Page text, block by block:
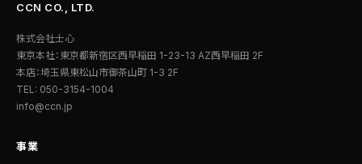
CCN CO., LTD.
株式会社士心
東京本社：東京都新宿区西早稲田 1-23-13 AZ西早稲田 2F
本店：埼玉県東松山市御茶山町 1-3 2F
TEL: 050-3154-1004
info@ccn.jp
事業